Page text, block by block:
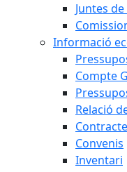
Juntes
Informació
Compte
Relació
Convenis
Inventari